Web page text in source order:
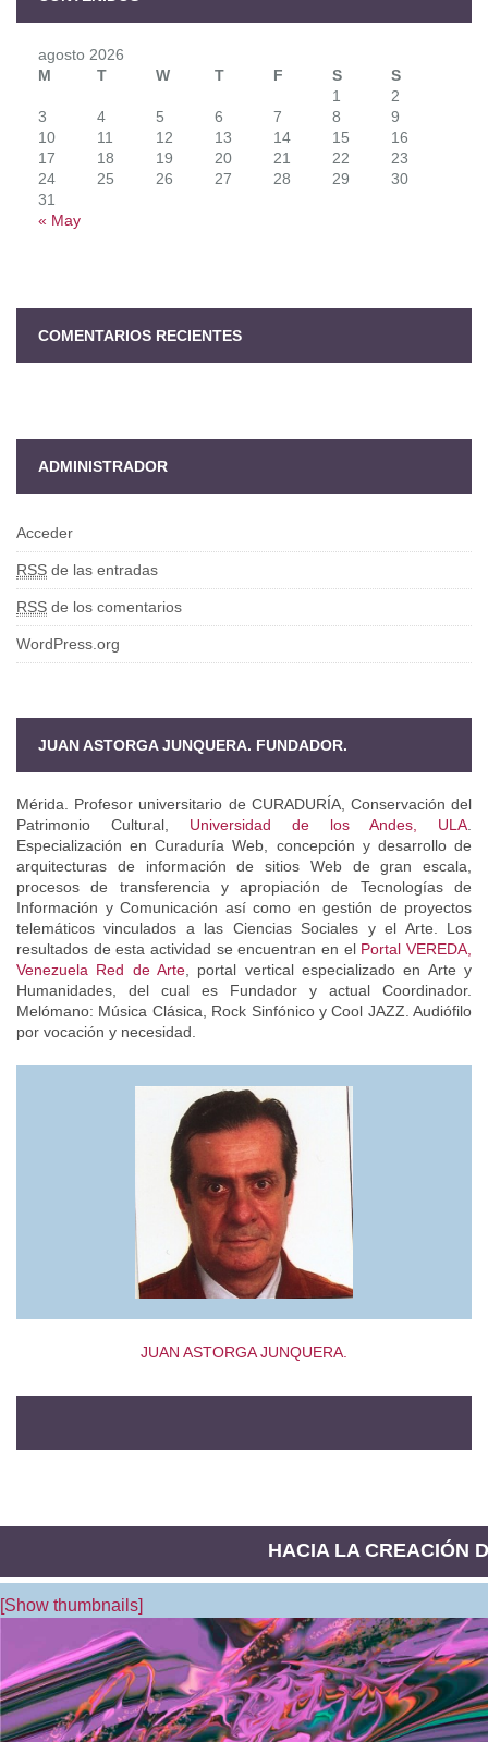
agosto 2026
M
T W T F S S
« May
1
2
3
4 5 6 7 8
9
10
11 12 13 14 15
16
17
18 19 20 21 22
23
24
25 26 27 28 29
30
31
COMENTARIOS RECIENTES
ADMINISTRADOR
Acceder
RSS de las entradas
RSS de los comentarios
WordPress.org
JUAN ASTORGA JUNQUERA. FUNDADOR.
Mérida. Profesor universitario de CURADURÍA, Conservación del
Patrimonio Cultural, Universidad de los Andes, ULA
Especialización en Curaduría Web, concepción y desarrollo de
arquitecturas de información de sitios Web de gran escala,
procesos de transferencia y apropiación de Tecnologías de
Información y Comunicación así como en gestión de proyectos
telemáticos vinculados a las Ciencias Sociales y el Arte. Los
resultados de esta actividad se encuentran en el Portal VEREDA,
Venezuela Red de Arte , portal vertical especializado en Arte y
Humanidades, del cual es Fundador y actual Coordinador.
Melómano: Música Clásica, Rock Sinfónico y Cool JAZZ. Audiófilo
por vocación y necesidad.
JUAN ASTORGA JUNQUERA.
HACIA LA CREACIÓN
[Show thumbnails]